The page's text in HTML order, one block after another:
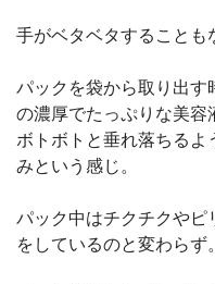
手がベタベタすることも
パックを袋から取り出
の濃厚でたっぷりな美容
ボトボトと垂れ落ちるよ
みという感じ。
パック中はチクチクやピ
をしているのと変わらず。